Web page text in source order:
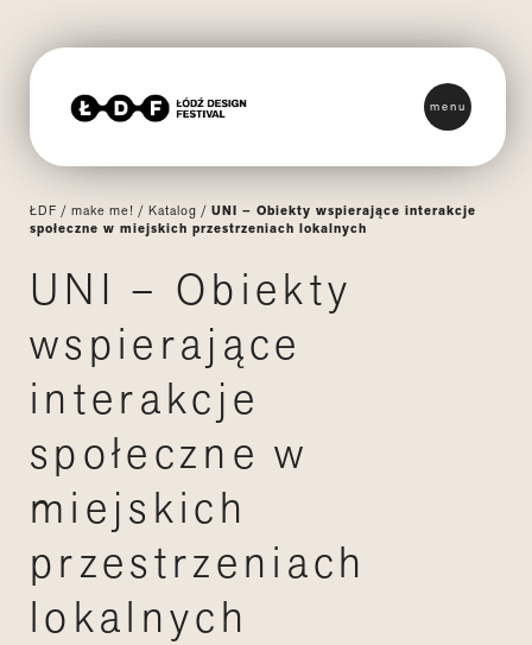
menu
ŁDF / make me! / Katalog / UNI – Obiekty wspierające interakcje
społeczne w miejskich przestrzeniach lokalnych
UNI – Obiekty
wspierające
interakcje
społeczne w
miejskich
przestrzeniach
lokalnych